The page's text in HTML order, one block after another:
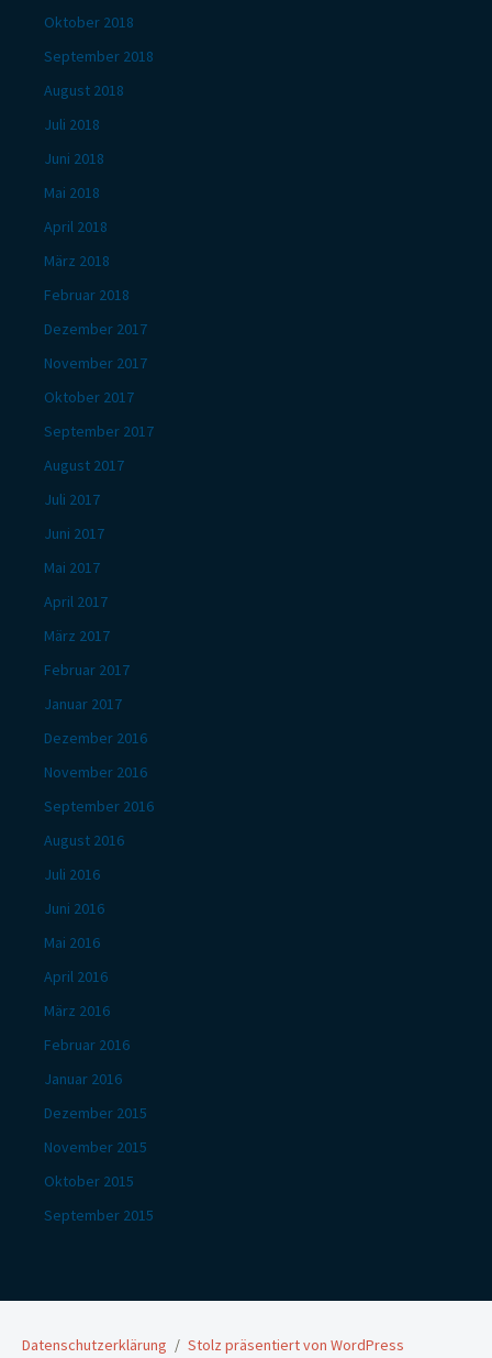
Oktober 2018
September 2018
August 2018
Juli 2018
Juni 2018
Mai 2018
April 2018
März 2018
Februar 2018
Dezember 2017
November 2017
Oktober 2017
September 2017
August 2017
Juli 2017
Juni 2017
Mai 2017
April 2017
März 2017
Februar 2017
Januar 2017
Dezember 2016
November 2016
September 2016
August 2016
Juli 2016
Juni 2016
Mai 2016
April 2016
März 2016
Februar 2016
Januar 2016
Dezember 2015
November 2015
Oktober 2015
September 2015
Datenschutzerklärung Stolz präsentiert von WordPress